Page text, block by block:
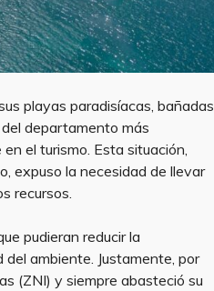
playas paradisíacas, bañadas
departamento más
el turismo. Esta situación,
expuso la necesidad de llevar
recursos.
pudieran reducir la
ambiente. Justamente, por
(ZNI) y siempre abasteció su